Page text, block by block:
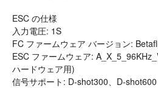
ESC の仕様
入力電圧: 1S
FC ファームウェア バージョン:
ESC ファームウェア:
ハードウェア用)
信号サポート: D-shot300、D-shot600